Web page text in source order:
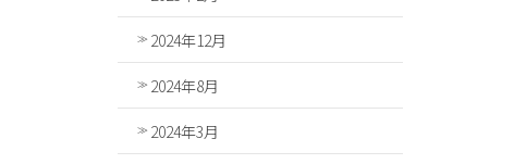
2024年12月
2024年8月
2024年3月